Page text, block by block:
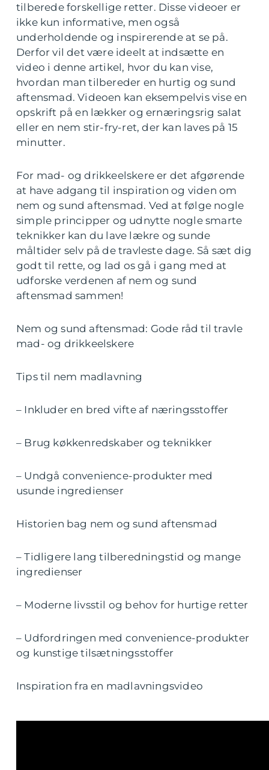
tilberede forskellige retter. Disse videoer er
ikke kun informative, men også
underholdende og inspirerende at se på.
Derfor vil det være ideelt at indsætte en
video i denne artikel, hvor du kan vise,
hvordan man tilbereder en hurtig og sund
aftensmad. Videoen kan eksempelvis vise en
opskrift på en lækker og ernæringsrig salat
eller en nem stir-fry-ret, der kan laves på 15
minutter.
For mad- og drikkeelskere er det afgørende
at have adgang til inspiration og viden om
nem og sund aftensmad. Ved at følge nogle
simple principper og udnytte nogle smarte
teknikker kan du lave lækre og sunde
måltider selv på de travleste dage. Så sæt dig
godt til rette, og lad os gå i gang med at
udforske verdenen af nem og sund
aftensmad sammen!
Nem og sund aftensmad: Gode råd til travle
mad- og drikkeelskere
Tips til nem madlavning
– Inkluder en bred vifte af næringsstoffer
– Brug køkkenredskaber og teknikker
– Undgå convenience-produkter med
usunde ingredienser
Historien bag nem og sund aftensmad
– Tidligere lang tilberedningstid og mange
ingredienser
– Moderne livsstil og behov for hurtige retter
– Udfordringen med convenience-produkter
og kunstige tilsætningsstoffer
Inspiration fra en madlavningsvideo